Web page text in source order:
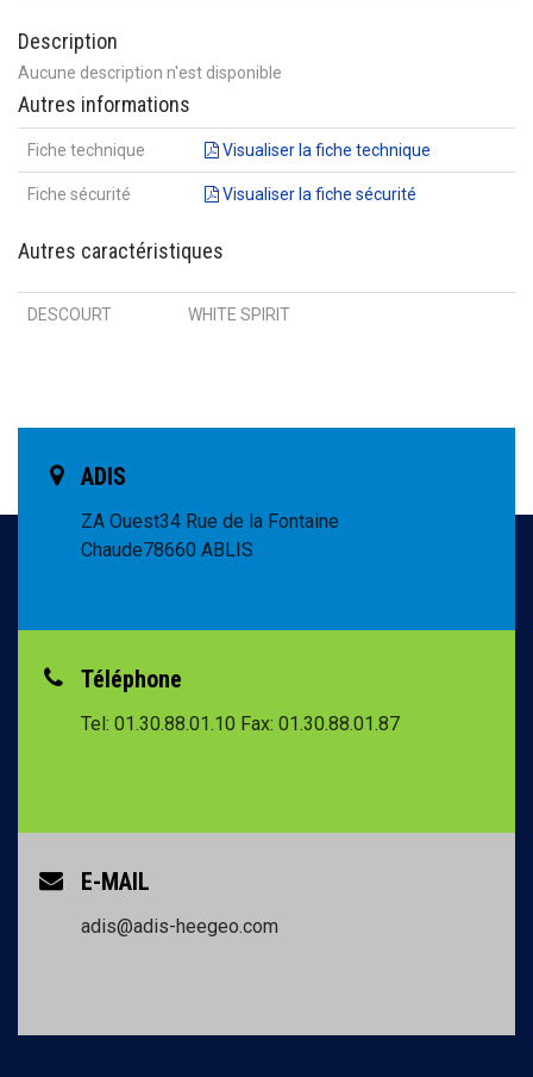
Description
Aucune description n'est disponible
Autres informations
Fiche technique Visualiser la fiche technique
Fiche sécurité Visualiser la fiche sécurité
Autres caractéristiques
DESCOURT WHITE SPIRIT
ADIS
ZA Ouest34 Rue de la Fontaine
Chaude78660 ABLIS
Téléphone
Tel: 01.30.88.01.10 Fax: 01.30.88.01.87
E-MAIL
adis@adis-heegeo.com